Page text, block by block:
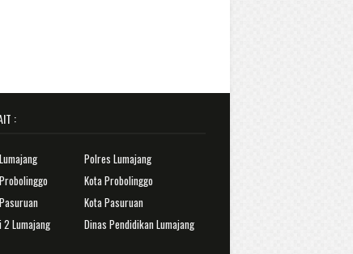
:
Polres Lumajang
Kota Probolinggo
Kota Pasuruan
2 Lumajang
Dinas Pendidikan Lumajang